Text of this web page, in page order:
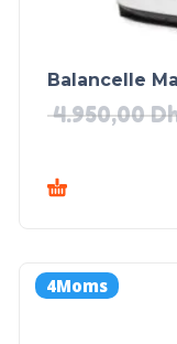
Balancelle
4.950,00
4Moms